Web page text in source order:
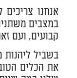
אנחנו
במצבים
קבועים, ועם
בשביל ליהנות
את הכלים